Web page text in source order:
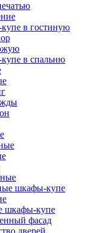
в гостиную
в спальню
шкафы-купе
шкафы-купе
фасад
дверей